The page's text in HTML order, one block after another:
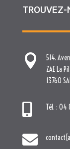
TROUVEZ-

514.
ZAE La
13760
 Tél. :
